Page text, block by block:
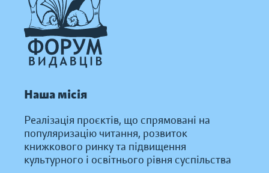
Наша місія
Реалізація проєктів, що спрямовані на
популяризацію читання, розвиток
книжкового ринку та підвищення
культурного і освітнього рівня суспільства